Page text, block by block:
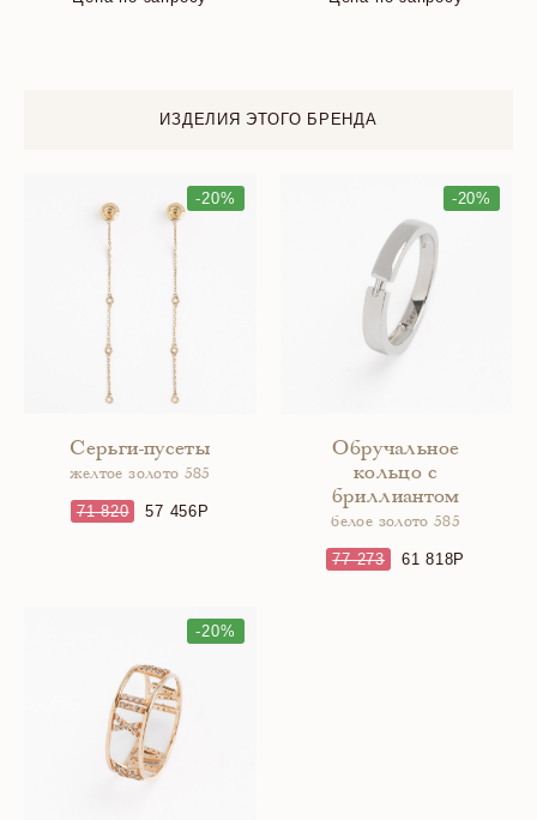
ИЗДЕЛИЯ ЭТОГО БРЕНДА
-20%
Серьги-пусеты
желтое золото 585
71 820 57 456
-20%
Обручальное
кольцо с
бриллиантом
белое золото 585
77 273 61 818
-20%